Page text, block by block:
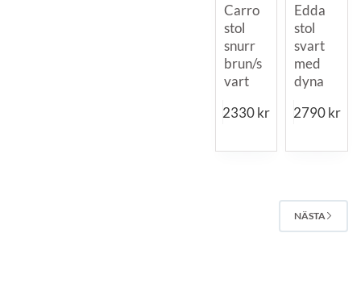
Carro
stol
snurr
brun/s
vart
2330kr
Edda
stol
svart
med
dyna
2790kr
NÄSTA